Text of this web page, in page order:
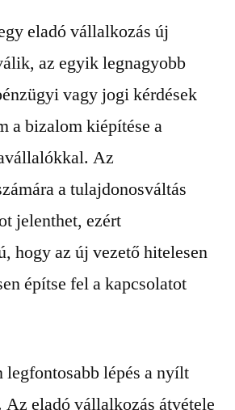
eladó vállalkozás új
az egyik legnagyobb
vagy jogi kérdések
a bizalom kiépítése a
Az
a tulajdonosváltás
jelenthet, ezért
hogy az új vezető hitelesen
építse fel a kapcsolatot
legfontosabb lépés a nyílt
eladó vállalkozás átvétele